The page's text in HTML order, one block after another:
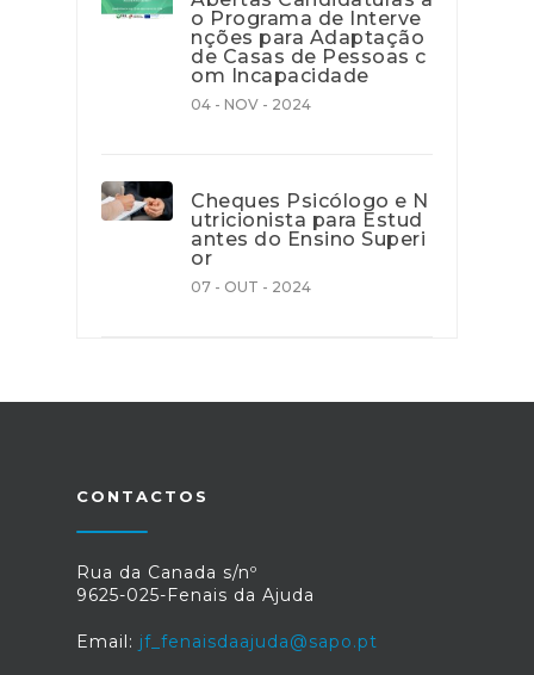
o Programa de Interve
nções para Adaptação
de Casas de Pessoas c
om Incapacidade
04 - NOV - 2024
Cheques Psicólogo e N
utricionista para Estud
antes do Ensino Superi
or
07 - OUT - 2024
CONTACTOS
Rua da Canada s/nº
9625-025-Fenais da Ajuda
Email: jf_fenaisdaajuda@sapo.pt